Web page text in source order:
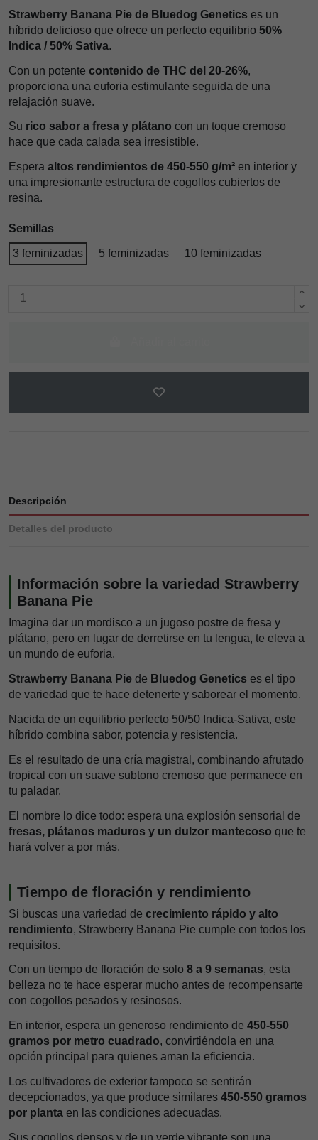
Strawberry Banana Pie de Bluedog Genetics es un
híbrido delicioso que ofrece un perfecto equilibrio 50%
Indica / 50% Sativa.
Con un potente contenido de THC del 20-26%,
proporciona una euforia estimulante seguida de una
relajación suave.
Su rico sabor a fresa y plátano con un toque cremoso
hace que cada calada sea irresistible.
Espera altos rendimientos de 450-550 g/m² en interior y
una impresionante estructura de cogollos cubiertos de
resina.
Semillas
3 feminizadas 5 feminizadas 10 feminizadas
Descripción
Detalles del producto
Información sobre la variedad Strawberry
Banana Pie
Imagina dar un mordisco a un jugoso postre de fresa y
plátano, pero en lugar de derretirse en tu lengua, te eleva a
un mundo de euforia.
Strawberry Banana Pie de Bluedog Genetics es el tipo
de variedad que te hace detenerte y saborear el momento.
Nacida de un equilibrio perfecto 50/50 Indica-Sativa, este
híbrido combina sabor, potencia y resistencia.
Es el resultado de una cría magistral, combinando afrutado
tropical con un suave subtono cremoso que permanece en
tu paladar.
El nombre lo dice todo: espera una explosión sensorial de
fresas, plátanos maduros y un dulzor mantecoso que te
hará volver a por más.
Tiempo de floración y rendimiento
Si buscas una variedad de crecimiento rápido y alto
rendimiento, Strawberry Banana Pie cumple con todos los
requisitos.
Con un tiempo de floración de solo 8 a 9 semanas, esta
belleza no te hace esperar mucho antes de recompensarte
con cogollos pesados y resinosos.
En interior, espera un generoso rendimiento de 450-550
gramos por metro cuadrado, convirtiéndola en una
opción principal para quienes aman la eficiencia.
Los cultivadores de exterior tampoco se sentirán
decepcionados, ya que produce similares 450-550 gramos
por planta en las condiciones adecuadas.
Sus cogollos densos y de un verde vibrante son una